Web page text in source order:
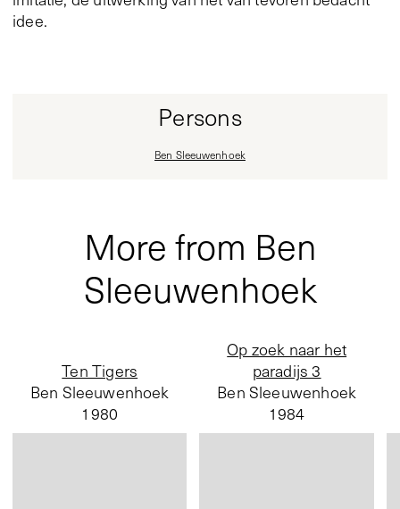
idee.
Persons
Ben Sleeuwenhoek
More from Ben
Sleeuwenhoek
Ten Tigers
Ben Sleeuwenhoek
1980
Op zoek naar het
paradijs 3
Ben Sleeuwenhoek
1984